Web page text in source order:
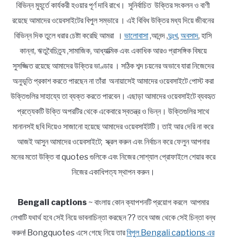
বিভিন্ন মুহূর্তে কার্যকরী হওয়ার পূর্ণ দাবি রাখে। সুনির্বাচিত উক্তির সংকলন ও বাণী
রয়েছে আমাদের ওয়েবসাইটের বিপুল সম্ভারে । এই বিবিধ উক্তির মধ্য দিয়ে জীবনের
বিভিন্ন দিক তুলে ধরার চেষ্টা করেছি আমরা । ভালোবাসা,আনন্দ ,দুঃখ, অবসাদ, হাসি
কান্না, ঋতুবৈচিত্র্য ,সামাজিক, আধ্যাত্মিক এবং একাধিক আরও প্রাসঙ্গিক বিষয়ে
সুসজ্জিত রয়েছে আমাদের উক্তির ভাণ্ডার । সঠিক শব্দ চয়নের অভাবে যারা নিজেদের
অনুভূতি প্রকাশ করতে পারছেন না তাঁরা অনায়াসেই আমাদের ওয়েবসাইটে পোস্ট করা
উক্তিগুলির সাহায্যে তা ব্যক্ত করতে পারবেন। এছাড়া আমাদের ওয়েবসাইটে ব্যবহৃত
প্রত্যেকটি উক্তি অপরটির থেকে একেবারে স্বতন্ত্র ও ভিন্ন। উক্তিগুলির সাথে
মানানসই ছবি দিয়েও সাজানো হয়েছে আমাদের ওয়েবসাইটটি। তাই আর দেরি না করে
আজই আসুন আমাদের ওয়েবসাইটে; স্ক্রল করুন এবং নির্বাচন করে ফেলুন আপনার
মনের মতো উক্তি বা quotes গুলিকে এবং নিজের সোশ্যাল প্রোফাইলে শেয়ার করে
নিজের একাধিপত্য স্থাপন করুন।
Bengali captions~ বাংলায় কোন ক্যাপশনটি প্রয়োগ করলে আপমার
লেখাটি যথার্থ হবে সেই নিয়ে ভাবনাচিন্তা করছেন ?? তবে আজ থেকে সেই চিন্তা বন্ধ
করুন! Bongquotes এসে গেছে নিয়ে তারবিপুল Bengali captions এর